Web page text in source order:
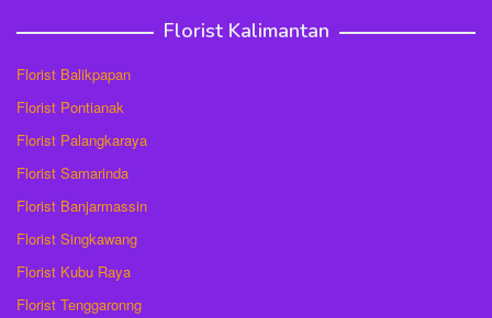
Florist Kalimantan
Florist Balikpapan
Florist Pontianak
Florist Palangkaraya
Florist Samarinda
Florist Banjarmassin
Florist Singkawang
Florist Kubu Raya
Florist Tenggaronng